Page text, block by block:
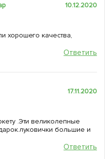
10.12.2020
хорошего качества,
Ответить
17.11.2020
.Эти великолепные
большие и
Ответить